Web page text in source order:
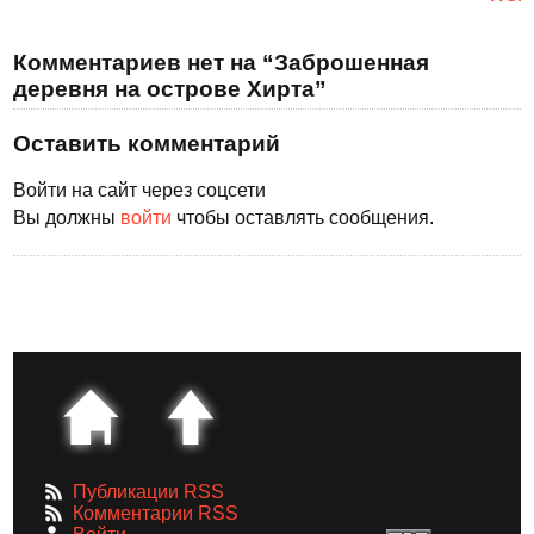
Комментариев нет на “Заброшенная
деревня на острове Хирта”
Оставить комментарий
Войти на сайт через соцсети
Вы должны войти чтобы оставлять сообщения.
Публикации RSS
Комментарии RSS